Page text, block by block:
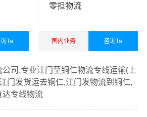
江门物流 #铜仁物流 #铜仁货运
Ta
零担物流
国内业务 咨询Ta
司,专业江门至铜仁物流专线运输(上
门发货运去铜仁,江门发物流到铜仁,
专线物流